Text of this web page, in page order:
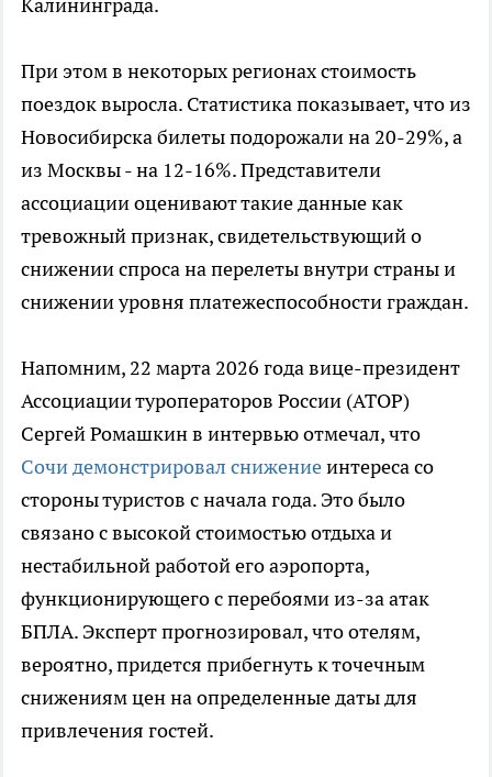
Калининграда.
При этом в некоторых регионах стоимость
поездок выросла. Статистика показывает, что из
Новосибирска билеты подорожали на 20-29%, а
из Москвы - на 12-16%. Представители
ассоциации оценивают такие данные как
тревожный признак, свидетельствующий о
снижении спроса на перелеты внутри страны и
снижении уровня платежеспособности граждан.
Напомним, 22 марта 2026 года вице-президент
Ассоциации туроператоров России (АТОР)
Сергей Ромашкин в интервью отмечал, что
Сочи демонстрировал снижениеинтереса со
стороны туристов с начала года. Это было
связано с высокой стоимостью отдыха и
нестабильной работой его аэропорта,
функционирующего с перебоями из-за атак
БПЛА. Эксперт прогнозировал, что отелям,
вероятно, придется прибегнуть к точечным
снижениям цен на определенные даты для
привлечения гостей.